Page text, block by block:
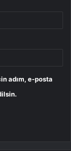
adım, e-posta